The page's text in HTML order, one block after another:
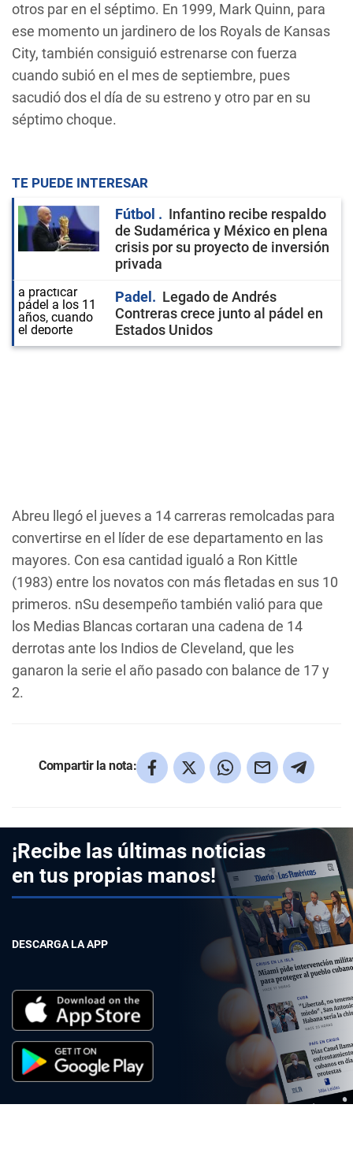
otros par en el séptimo. En 1999, Mark Quinn, para
ese momento un jardinero de los Royals de Kansas
City, también consiguió estrenarse con fuerza
cuando subió en el mes de septiembre, pues
sacudió dos el día de su estreno y otro par en su
séptimo choque.
TE PUEDE INTERESAR
Fútbol
Infantino recibe respaldo
de Sudamérica y México en plena
crisis por su proyecto de inversión
privada
Padel
Legado de Andrés
Contreras crece junto al pádel en
Estados Unidos
Abreu llegó el jueves a 14 carreras remolcadas para
convertirse en el líder de ese departamento en las
mayores. Con esa cantidad igualó a Ron Kittle
(1983) entre los novatos con más fletadas en sus 10
primeros. nSu desempeño también valió para que
los Medias Blancas cortaran una cadena de 14
derrotas ante los Indios de Cleveland, que les
ganaron la serie el año pasado con balance de 17 y
2.
Compartir la nota:
¡Recibe las últimas noticias
en tus propias manos!
DESCARGA LA APP